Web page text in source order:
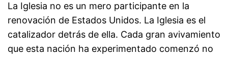
La Iglesia no es un mero participante en la
renovación de Estados Unidos. La Iglesia es el
catalizador detrás de ella. Cada gran avivamiento
que esta nación ha experimentado comenzó no